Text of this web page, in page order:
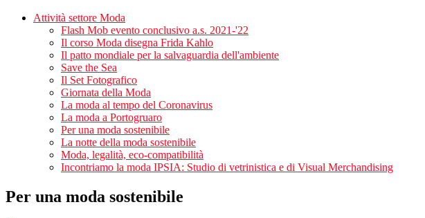
Attività settore Moda
Flash Mob evento conclusivo a.s. 2021-'22
Il corso Moda disegna Frida Kahlo
Il patto mondiale per la salvaguardia dell'ambiente
Save the Sea
Il Set Fotografico
Giornata della Moda
La moda al tempo del Coronavirus
La moda a Portogruaro
Per una moda sostenibile
La notte della moda sostenibile
Moda, legalità, eco-compatibilità
Incontriamo la moda IPSIA: Studio di vetrinistica e di Visual Merchandising
Per una moda sostenibile